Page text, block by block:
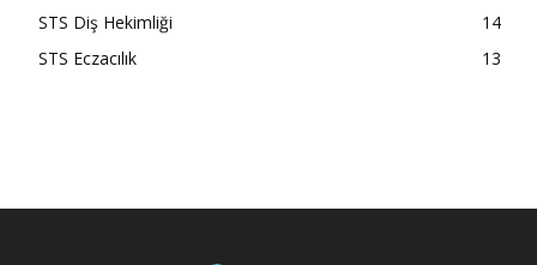
STS Diş Hekimliği
14
STS Eczacılık
13